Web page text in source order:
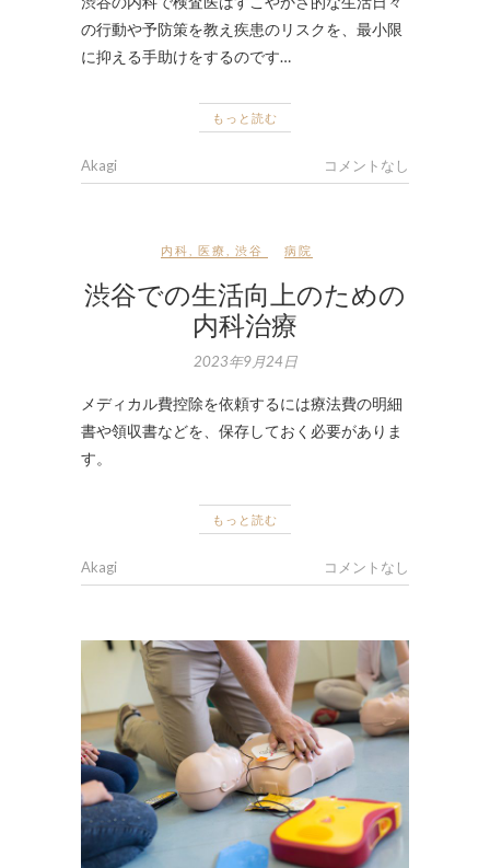
の行動や予防策を教え疾患のリスクを、最小限
に抑える手助けをするのです…
もっと読む
Akagi コメントなし
内科 医療 渋谷 病院
渋谷での生活向上のための
内科治療
2023年9月24日
メディカル費控除を依頼するには療法費の明細
書や領収書などを、保存しておく必要がありま
す。
もっと読む
Akagi コメントなし